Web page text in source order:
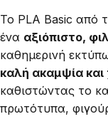
Το PLA Basic από
ένα αξιόπιστο,
καθημερινή
καλή ακαμψία
καθιστώντας το
πρωτότυπα,